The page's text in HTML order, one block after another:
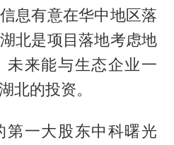
息有意在华中地区落
北是项目落地考虑地
未来能与生态企业一
北的投资。
第一大股东中科曙光